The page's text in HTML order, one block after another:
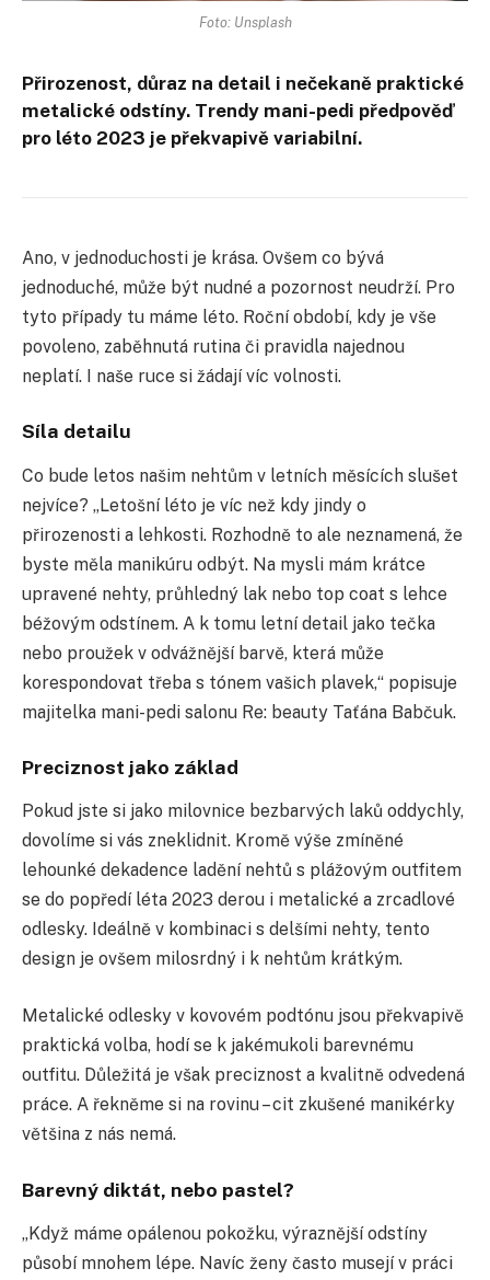
Foto: Unsplash
Přirozenost, důraz na detail i nečekaně praktické
metalické odstíny. Trendy mani-pedi předpověď
pro léto 2023 je překvapivě variabilní.
Ano, v jednoduchosti je krása. Ovšem co bývá
jednoduché, může být nudné a pozornost neudrží. Pro
tyto případy tu máme léto. Roční období, kdy je vše
povoleno, zaběhnutá rutina či pravidla najednou
neplatí. I naše ruce si žádají víc volnosti.
Síla detailu
Co bude letos našim nehtům v letních měsících slušet
nejvíce? „Letošní léto je víc než kdy jindy o
přirozenosti a lehkosti. Rozhodně to ale neznamená, že
byste měla manikúru odbýt. Na mysli mám krátce
upravené nehty, průhledný lak nebo top coat s lehce
béžovým odstínem. A k tomu letní detail jako tečka
nebo proužek v odvážnější barvě, která může
korespondovat třeba s tónem vašich plavek,“ popisuje
majitelka mani-pedi salonu Re: beauty Taťána Babčuk.
Preciznost jako základ
Pokud jste si jako milovnice bezbarvých laků oddychly,
dovolíme si vás zneklidnit. Kromě výše zmíněné
lehounké dekadence ladění nehtů s plážovým outfitem
se do popředí léta 2023 derou i metalické a zrcadlové
odlesky. Ideálně v kombinaci s delšími nehty, tento
design je ovšem milosrdný i k nehtům krátkým.
Metalické odlesky v kovovém podtónu jsou překvapivě
praktická volba, hodí se k jakémukoli barevnému
outfitu. Důležitá je však preciznost a kvalitně odvedená
práce. A řekněme si na rovinu – cit zkušené manikérky
většina z nás nemá.
Barevný diktát, nebo pastel?
„Když máme opálenou pokožku, výraznější odstíny
působí mnohem lépe. Navíc ženy často musejí v práci